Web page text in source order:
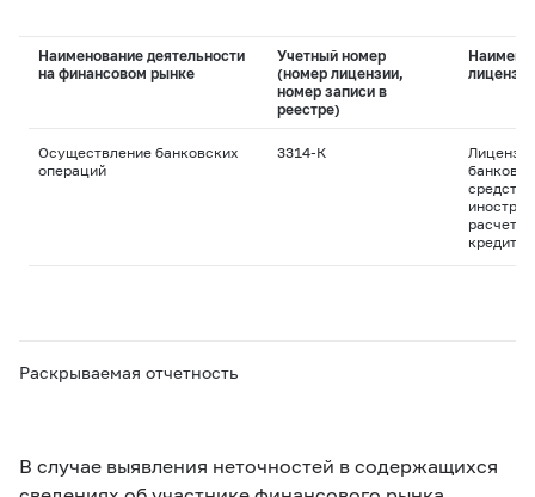
Наименование деятельности
на финансовом рынке
Учетный номер
(номер лицензии,
номер записи в
реестре)
лицензии
Осуществление банковских
операций
3314-К
Раскрываемая отчетность
В случае выявления неточностей в содержащихся